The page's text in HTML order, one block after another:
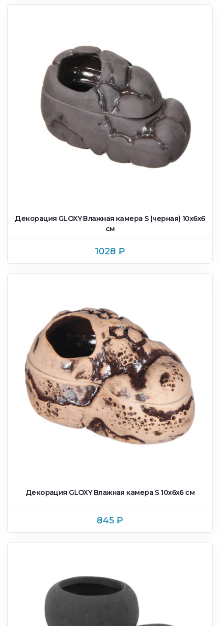
Декорация GLOXY Влажная камера S (черная) 10х6х6
см
1028 ₽
Декорация GLOXY Влажная камера S 10х6х6 см
845 ₽